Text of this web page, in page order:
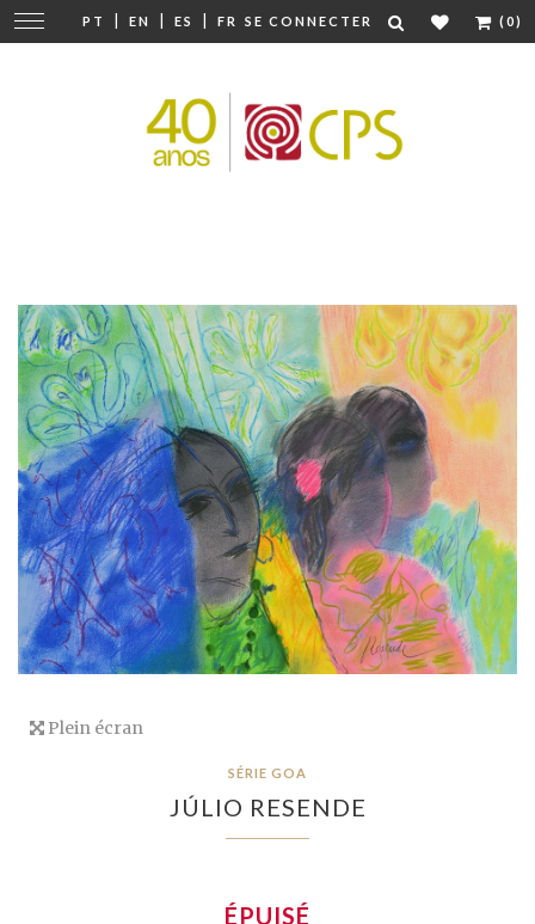
PT | EN | ES | FR SE CONNECTER (0)
Modifier
la
Plein écran
SÉRIE GOA
JÚLIO RESENDE
ÉPUISÉ